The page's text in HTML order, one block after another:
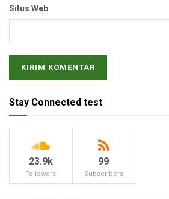
Situs Web
Stay Connected test
23.9k
Followers
99
Subscribers